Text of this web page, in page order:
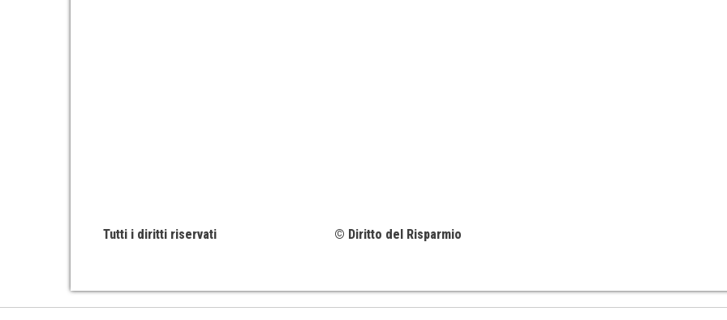
Tutti i diritti riservati © Diritto del Risparmio